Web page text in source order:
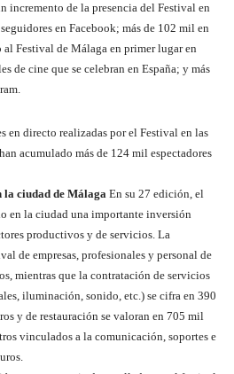
incremento de la presencia del Festival en
en Facebook; más de 102 mil en
Festival de Málaga en primer lugar en
de cine que se celebran en España; y más
en directo realizadas por el Festival en las
acumulado más de 124 mil espectadores
la ciudad de Málaga En su 27 edición, el
en la ciudad una importante inversión
productivos y de servicios. La
de empresas, profesionales y personal de
mientras que la contratación de servicios
iluminación, sonido, etc.) se cifra en 390
y de restauración se valoran en 705 mil
vinculados a la comunicación, soportes e